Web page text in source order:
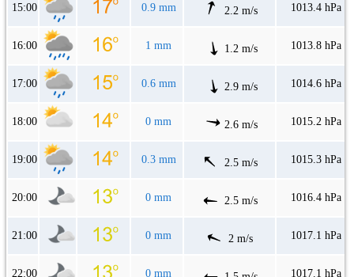
15:00 0.9 mm 2.2 m/s 1013.4 hPa
16:00 1 mm 1.2 m/s 1013.8 hPa
17:00 0.6 mm 2.9 m/s 1014.6 hPa
18:00 0 mm 2.6 m/s 1015.2 hPa
19:00 0.3 mm 2.5 m/s 1015.3 hPa
20:00 0 mm 2.5 m/s 1016.4 hPa
21:00 0 mm 2 m/s 1017.1 hPa
22:00 0 mm 1017.1 hPa